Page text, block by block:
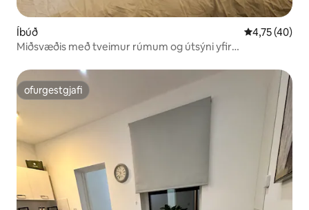
Íbúð 4,75 af 5 í
4,75 (40)
Miðsvæðis með tveimur rúmum og útsýni yfir
ofurgestgjafi
ofurgestgjafi